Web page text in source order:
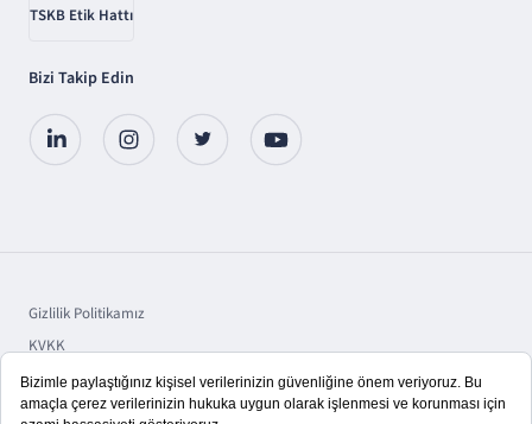
TSKB Etik Hattı
Bizi Takip Edin
Gizlilik Politikamız
KVKK
Sorumluluk
Bilgi Toplumu Hizmetleri